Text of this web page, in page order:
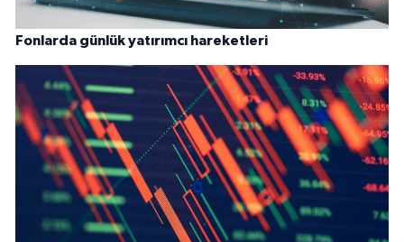
Fonlarda günlük yatırımcı hareketleri